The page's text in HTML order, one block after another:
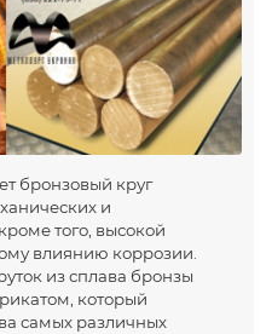
бронзовый круг
и
того, высокой
влиянию коррозии.
из сплава бронзы
который
самых различных